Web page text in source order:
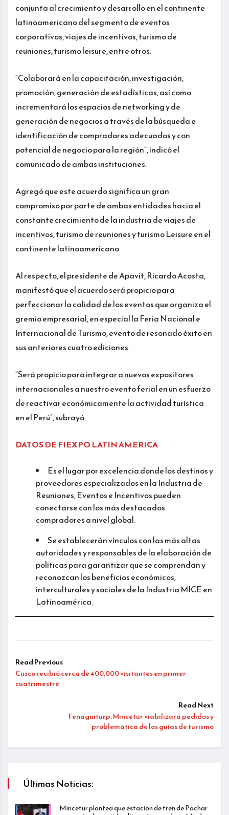
conjunta al crecimiento y desarrollo en el continente
latinoamericano del segmento de eventos
corporativos, viajes de incentivos, turismo de
reuniones, turismo leisure, entre otros.
“Colaborará en la capacitación, investigación,
promoción, generación de estadísticas, así como
incrementará los espacios de networking y de
generación de negocios a través de la búsqueda e
identificación de compradores adecuados y con
potencial de negocio para la región”, indicó el
comunicado de ambas instituciones.
Agregó que este acuerdo significa un gran
compromiso por parte de ambas entidades hacia el
constante crecimiento de la industria de viajes de
incentivos, turismo de reuniones y turismo Leisure en el
continente latinoamericano.
Al respecto, el presidente de Apavit, Ricardo Acosta,
manifestó que el acuerdo será propicio para
perfeccionar la calidad de los eventos que organiza el
gremio empresarial, en especial la Feria Nacional e
Internacional de Turismo, evento de resonado éxito en
sus anteriores cuatro ediciones.
“Será propicio para integrar a nuevos expositores
internacionales a nuestro evento ferial en un esfuerzo
de reactivar económicamente la actividad turística
en el Perú”, subrayó.
DATOS DE FIEXPO LATIN AMERICA
Es el lugar por excelencia donde los destinos y
proveedores especializados en la Industria de
Reuniones, Eventos e Incentivos pueden
conectarse con los más destacados
compradores a nivel global.
Se establecerán vínculos con las más altas
autoridades y responsables de la elaboración de
políticas para garantizar que se comprendan y
reconozcan los beneficios económicos,
interculturales y sociales de la Industria MICE en
Latinoamérica.
Read Previous
Cusco recibió cerca de 400,000 visitantes en primer
cuatrimestre
Read Next
Fenaguiturp: Mincetur viabilizará pedidos y
problemática de los guías de turismo
Últimas Noticias:
Mincetur plantea que estación de tren de Pachar